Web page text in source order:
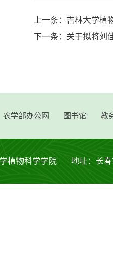
上一条： 吉林大学植
下一条： 关于拟将刘
农学部办公网 图书馆 教
学植物科学学院 地址：长